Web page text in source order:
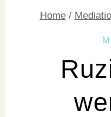
Home /